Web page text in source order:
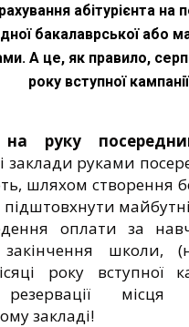
абітурієнта на
бакалаврської або
А це, як правило,
року вступної
на руку
заклади руками
шляхом створення
оплати за
школи,
року вступної
резервації
закладі!